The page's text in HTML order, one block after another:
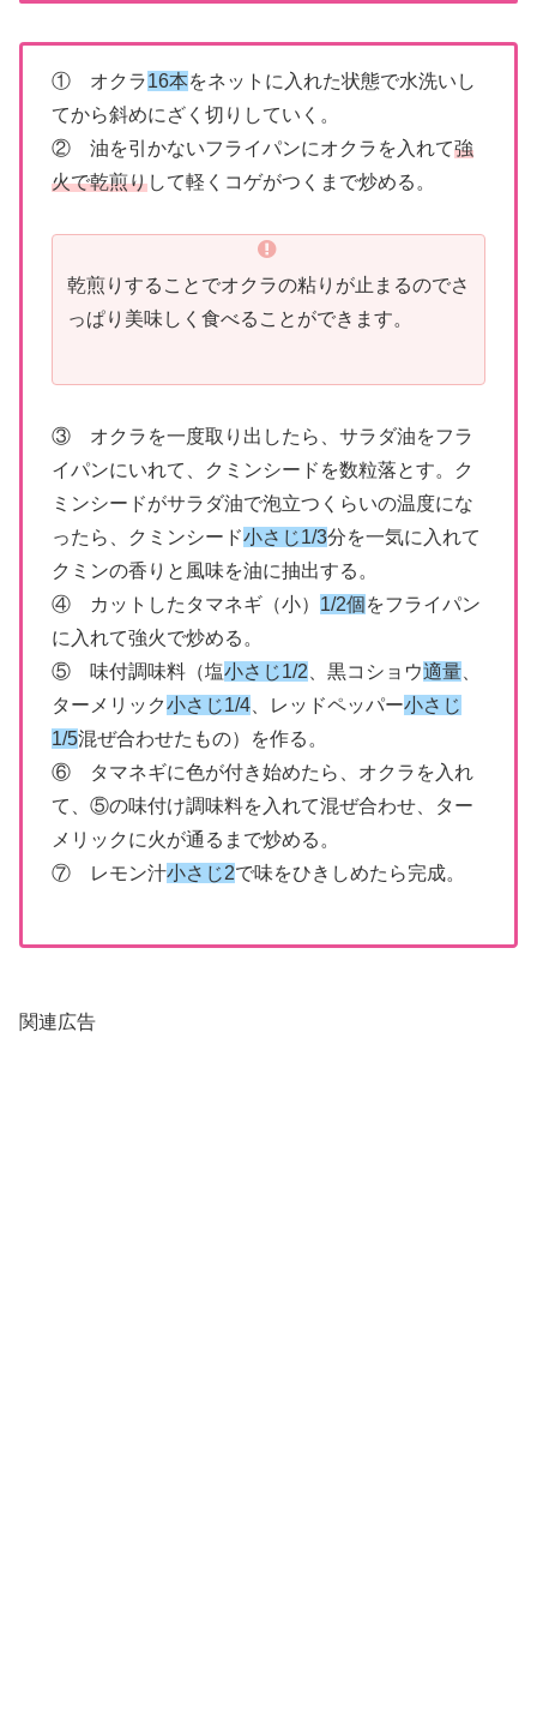
① オクラ16本をネットに入れた状態で水洗いし
てから斜めにざく切りしていく。
② 油を引かないフライパンにオクラを入れて強
火で乾煎りして軽くコゲがつくまで炒める。
乾煎りすることでオクラの粘りが止まるのでさ
っぱり美味しく食べることができます。
③ オクラを一度取り出したら、サラダ油をフラ
イパンにいれて、クミンシードを数粒落とす。ク
ミンシードがサラダ油で泡立つくらいの温度にな
ったら、クミンシード小さじ1/3分を一気に入れて
クミンの香りと風味を油に抽出する。
④ カットしたタマネギ（小） 1/2個をフライパン
に入れて強火で炒める。
⑤ 味付調味料（塩小さじ1/2 、黒コショウ適量
ターメリック小さじ1/4 、レッドペッパー小さじ
1/5混ぜ合わせたもの）を作る。
⑥ タマネギに色が付き始めたら、オクラを入れ
て、⑤の味付け調味料を入れて混ぜ合わせ、ター
メリックに火が通るまで炒める。
⑦ レモン汁小さじ2で味をひきしめたら完成。
関連広告